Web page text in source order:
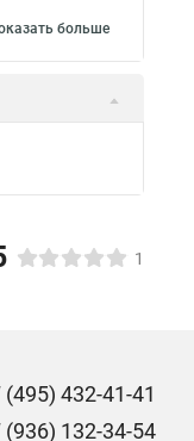
больше
1
(495) 432-41-41
(936) 132-34-54